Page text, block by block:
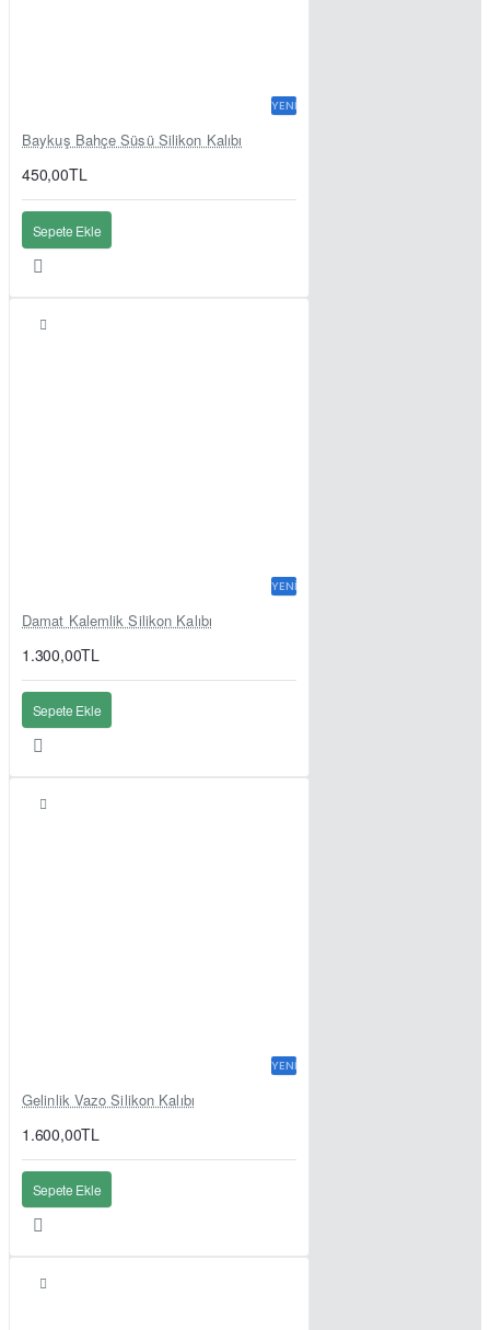
YENI
Baykuş Bahçe Süsü Silikon Kalıbı
450,00TL
Sepete Ekle
YENI
Damat Kalemlik Silikon Kalıbı
1.300,00TL
Sepete Ekle
YENI
Gelinlik Vazo Silikon Kalıbı
1.600,00TL
Sepete Ekle